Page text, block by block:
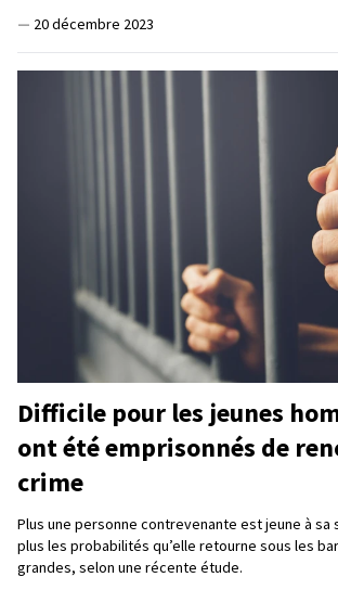
— 20 décembre 2023
Difficile pour les jeunes
ont été emprisonnés de
crime
Plus une personne contrevenante est jeune à sa
plus les probabilités qu’elle retourne sous les
grandes, selon une récente étude.